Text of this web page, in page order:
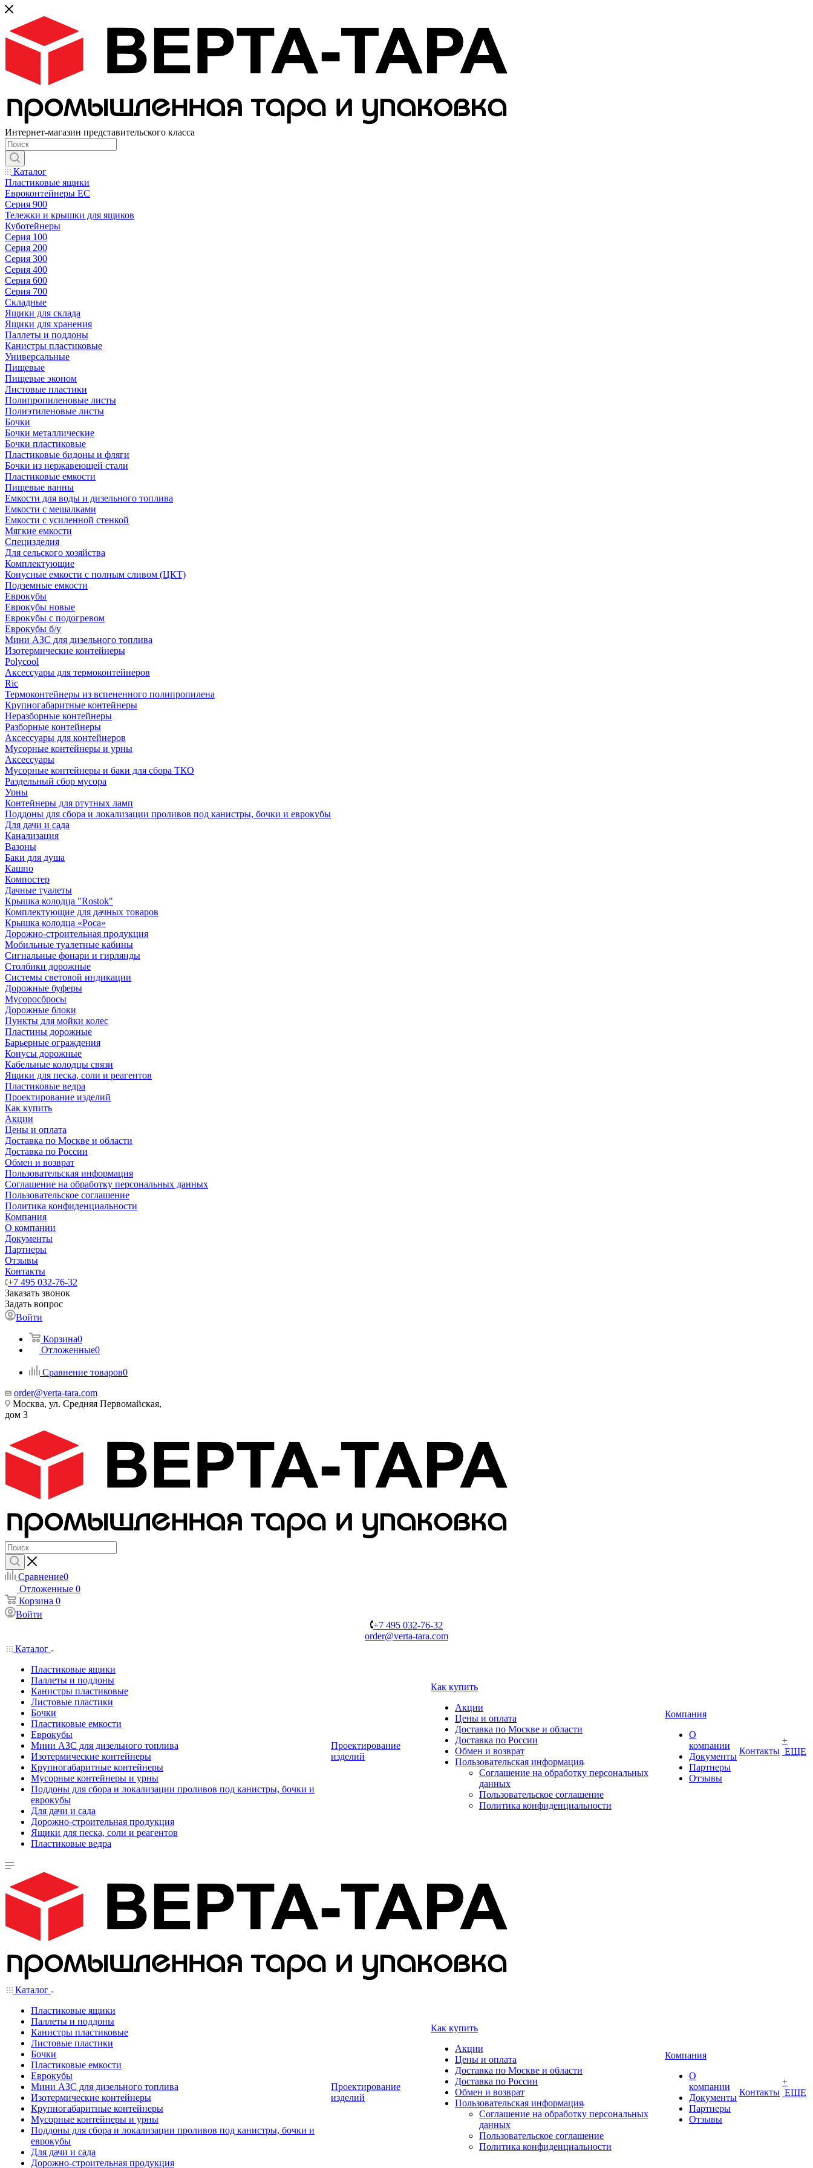
Интернет-магазин представительского класса
Каталог
Пластиковые ящики
Евроконтейнеры ЕС
Серия 900
Тележки и крышки для ящиков
Куботейнеры
Серия 100
Серия 200
Серия 300
Серия 400
Серия 600
Серия 700
Складные
Ящики для склада
Ящики для хранения
Паллеты и поддоны
Канистры пластиковые
Универсальные
Пищевые
Пищевые эконом
Листовые пластики
Полипропиленовые листы
Полиэтиленовые листы
Бочки
Бочки металлические
Бочки пластиковые
Пластиковые бидоны и фляги
Бочки из нержавеющей стали
Пластиковые емкости
Пищевые ванны
Емкости для воды и дизельного топлива
Емкости с мешалками
Емкости с усиленной стенкой
Мягкие емкости
Специзделия
Для сельского хозяйства
Комплектующие
Конусные емкости с полным сливом (ЦКТ)
Подземные емкости
Еврокубы
Еврокубы новые
Еврокубы с подогревом
Еврокубы б/у
Мини АЗС для дизельного топлива
Изотермические контейнеры
Polycool
Аксессуары для термоконтейнеров
Ric
Термоконтейнеры из вспененного полипропилена
Крупногабаритные контейнеры
Неразборные контейнеры
Разборные контейнеры
Аксессуары для контейнеров
Мусорные контейнеры и урны
Аксессуары
Мусорные контейнеры и баки для сбора ТКО
Раздельный сбор мусора
Урны
Контейнеры для ртутных ламп
Поддоны для сбора и локализации проливов под канистры, бочки и еврокубы
Для дачи и сада
Канализация
Вазоны
Баки для душа
Кашпо
Компостер
Дачные туалеты
Крышка колодца "Rostok"
Комплектующие для дачных товаров
Крышка колодца «Роса»
Дорожно-строительная продукция
Мобильные туалетные кабины
Сигнальные фонари и гирлянды
Столбики дорожные
Системы световой индикации
Дорожные буферы
Мусоросбросы
Дорожные блоки
Пункты для мойки колес
Пластины дорожные
Барьерные ограждения
Конусы дорожные
Кабельные колодцы связи
Ящики для песка, соли и реагентов
Пластиковые ведра
Проектирование изделий
Как купить
Акции
Цены и оплата
Доставка по Москве и области
Доставка по России
Обмен и возврат
Пользовательская информация
Соглашение на обработку персональных данных
Пользовательское соглашение
Политика конфиденциальности
Компания
О компании
Документы
Партнеры
Отзывы
Контакты
+7 495 032-76-32
Заказать звонок
Задать вопрос
Войти
Корзина0
Отложенные0
Сравнение товаров0
order@verta-tara.com
Москва, ул. Средняя Первомайская,
дом 3
Сравнение0
Отложенные 0
Корзина 0
Войти
+7 495 032-76-32
order@verta-tara.com
Каталог
Пластиковые ящики
Паллеты и поддоны
Канистры пластиковые
Листовые пластики
Бочки
Пластиковые емкости
Еврокубы
Мини АЗС для дизельного топлива
Изотермические контейнеры
Крупногабаритные контейнеры
Мусорные контейнеры и урны
Поддоны для сбора и локализации проливов под канистры, бочки и
еврокубы
Для дачи и сада
Дорожно-строительная продукция
Ящики для песка, соли и реагентов
Пластиковые ведра
Проектирование
изделий
Как купить
Акции
Цены и оплата
Доставка по Москве и области
Доставка по России
Обмен и возврат
Пользовательская информация
Соглашение на обработку персональных
данных
Пользовательское соглашение
Политика конфиденциальности
Компания
О
компании
Документы
Партнеры
Отзывы
Контакты
+
ЕЩЕ
Каталог
Пластиковые ящики
Паллеты и поддоны
Канистры пластиковые
Листовые пластики
Бочки
Пластиковые емкости
Еврокубы
Мини АЗС для дизельного топлива
Изотермические контейнеры
Крупногабаритные контейнеры
Мусорные контейнеры и урны
Поддоны для сбора и локализации проливов под канистры, бочки и
еврокубы
Для дачи и сада
Дорожно-строительная продукция
Проектирование
изделий
Как купить
Акции
Цены и оплата
Доставка по Москве и области
Доставка по России
Обмен и возврат
Пользовательская информация
Соглашение на обработку персональных
данных
Пользовательское соглашение
Политика конфиденциальности
Компания
О
компании
Документы
Партнеры
Отзывы
Контакты
+
ЕЩЕ